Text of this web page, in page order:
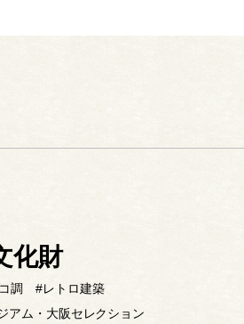
化財
調
#レトロ建築
アム・大阪セレクション